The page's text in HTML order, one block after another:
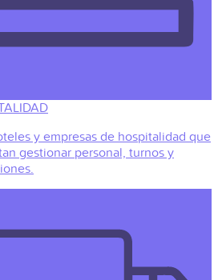
y empresas de hospitalidad que
gestionar personal, turnos y